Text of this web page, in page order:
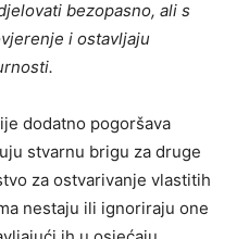
bezopasno, ali s
i ostavljaju
dodatno pogoršava
stvarnu brigu za druge
za ostvarivanje vlastitih
nestaju ili ignoriraju one